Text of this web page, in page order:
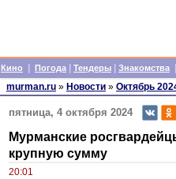
Кино Погода Тендеры Знакомства
murman.ru » Новости » Октябрь
пятница, 4 октября 2024
Мурманские
крупную сумму
20:01